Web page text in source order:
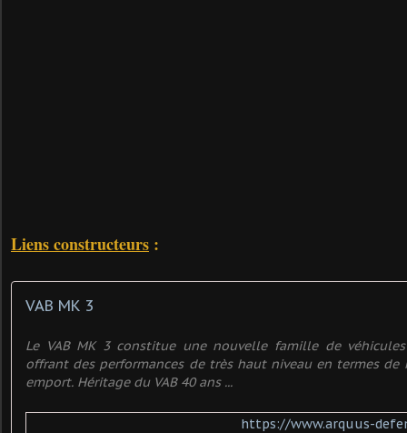
Liens constructeurs :
VAB MK 3
Le VAB MK 3 constitue une nouvelle famille de
offrant des performances de très haut niveau en termes
emport. Héritage du VAB 40 ans ...
https://www.arquus-